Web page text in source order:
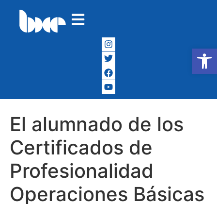
Abrir
El alumnado de los
Certificados de
Profesionalidad
Operaciones Básicas